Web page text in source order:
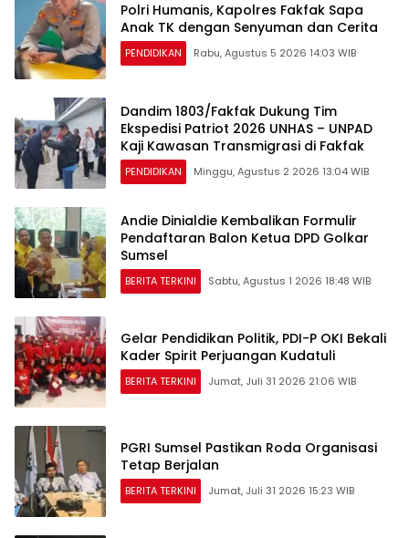
Polri Humanis, Kapolres Fakfak Sapa
Anak TK dengan Senyuman dan Cerita
PENDIDIKAN Rabu, Agustus 5 2026 14:03 WIB
Dandim 1803/Fakfak Dukung Tim
Ekspedisi Patriot 2026 UNHAS – UNPAD
Kaji Kawasan Transmigrasi di Fakfak
PENDIDIKAN Minggu, Agustus 2 2026 13:04 WIB
Andie Dinialdie Kembalikan Formulir
Pendaftaran Balon Ketua DPD Golkar
Sumsel
BERITA TERKINI Sabtu, Agustus 1 2026 18:48 WIB
Gelar Pendidikan Politik, PDI-P OKI Bekali
Kader Spirit Perjuangan Kudatuli
BERITA TERKINI Jumat, Juli 31 2026 21:06 WIB
PGRI Sumsel Pastikan Roda Organisasi
Tetap Berjalan
BERITA TERKINI Jumat, Juli 31 2026 15:23 WIB